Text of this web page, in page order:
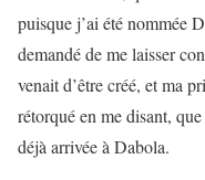
puisque j’ai été nommée
demandé de me laisser
venait d’être créé, et ma
rétorqué en me disant,
déjà arrivée à Dabola.